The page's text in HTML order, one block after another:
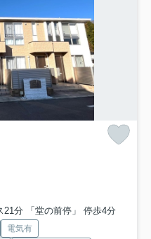
分 「堂の前停」 停歩4分
電気有